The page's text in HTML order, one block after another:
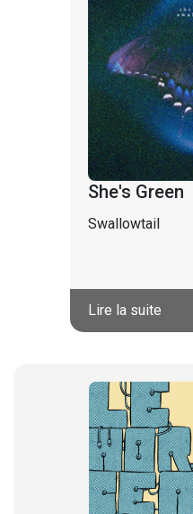
She's Green
Swallowtail
Lire la suite